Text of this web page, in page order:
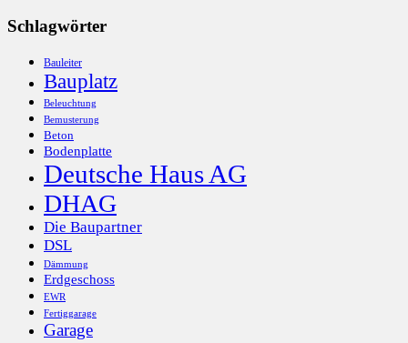
Schlagwörter
Bauleiter
Bauplatz
Beleuchtung
Bemusterung
Beton
Bodenplatte
Deutsche Haus AG
DHAG
Die Baupartner
DSL
Dämmung
Erdgeschoss
EWR
Fertiggarage
Garage